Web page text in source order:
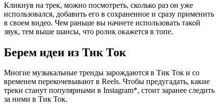
Кликнув на трек, можно посмотреть, сколько раз он уже
использовался, добавить его в сохраненное и сразу применить
в своем видео. Чем раньше вы начнете использовать такой
звук, тем выше шансы, что ролик окажется в топе.
Берем идеи из Тик Ток
Многие музыкальные тренды зарождаются в Тик Ток и со
временем перекочевывают в Reels. Чтобы предугадать, какие
треки станут популярными в Instagram*, стоит заранее следить
за ними в Тик Ток.